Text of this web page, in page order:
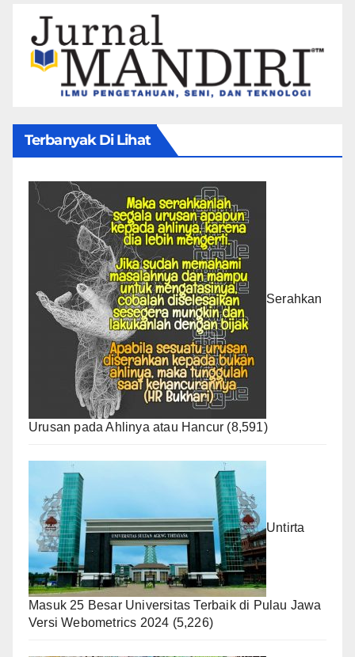
Terbanyak Di Lihat
Serahkan
Urusan pada Ahlinya atau Hancur (8,591)
Untirta
Masuk 25 Besar Universitas Terbaik di Pulau Jawa
Versi Webometrics 2024 (5,226)